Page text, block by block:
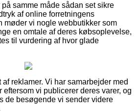
samme måde sådan set sikre
af online forretningens
møder vi nogle webbutikker som
en omtale af deres købsoplevelse,
til vurdering af hvor glade
reklamer. Vi har samarbejder med
eftersom vi publicerer deres varer, og
de besøgende vi sender videre